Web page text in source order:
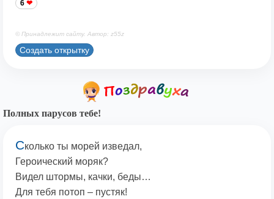
6
© Принадлежит сайту. Автор: z55z
Создать открытку
Полных парусов тебе!
Сколько ты морей изведал,
Героический моряк?
Видел штормы, качки, беды…
Для тебя потоп – пустяк!